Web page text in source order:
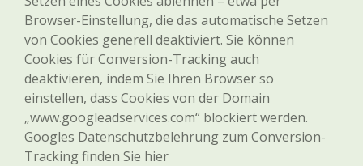
Browser-Einstellung, die das automatische Setzen
von Cookies generell deaktiviert. Sie können
Cookies für Conversion-Tracking auch
deaktivieren, indem Sie Ihren Browser so
einstellen, dass Cookies von der Domain
„www.googleadservices.com“ blockiert werden.
Googles Datenschutzbelehrung zum Conversion-
Tracking finden Sie hier